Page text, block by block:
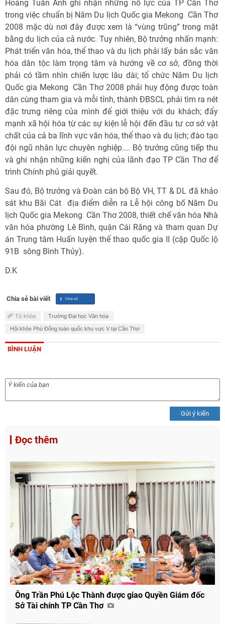
Hoàng Tuấn Anh ghi nhận những nỗ lực của TP Cần Thơ
trong việc chuẩn bị Năm Du lịch Quốc gia Mekong  Cần Thơ
2008 mặc dù nơi đây được xem là “vùng trũng” trong mặt
bằng du lịch của cả nước. Tuy nhiên, Bộ trưởng nhấn mạnh:
Phát triển văn hóa, thể thao và du lịch phải lấy bản sắc văn
hóa dân tộc làm trọng tâm và hướng về cơ sở, đồng thời
phải có tầm nhìn chiến lược lâu dài; tổ chức Năm Du lịch
Quốc gia Mekong  Cần Thơ 2008 phải huy động được toàn
dân cùng tham gia và mỗi tỉnh, thành ĐBSCL phải tìm ra nét
đặc trưng riêng của mình để giới thiệu với du khách; đẩy
mạnh xã hội hóa từ các sự kiện lễ hội đến đầu tư cơ sở vật
chất của cả ba lĩnh vực văn hóa, thể thao và du lịch; đào tạo
đội ngũ nhân lực chuyên nghiệp.... Bộ trưởng cũng tiếp thu
và ghi nhận những kiến nghị của lãnh đạo TP Cần Thơ để
trình Chính phủ giải quyết.
Sau đó, Bộ trưởng và Đoàn cán bộ Bộ VH, TT & DL đã khảo
sát khu Bãi Cát  địa điểm diễn ra Lễ hội công bố Năm Du
lịch Quốc gia Mekong  Cần Thơ 2008, thiết chế văn hóa Nhà
văn hóa phường Lê Bình, quận Cái Răng và tham quan Dự
án Trung tâm Huấn luyện thể thao quốc gia II (cặp Quốc lộ
91B  sông Bình Thủy).
D.K
Chia sẻ bài viết
Từ khóa Trường Đại học Văn hóa
Hội khỏe Phù Đổng toàn quốc khu vực V tại Cần Thơ
BÌNH LUẬN
Gửi ý kiến
Đọc thêm
Ông Trần Phú Lộc Thành được giao Quyền Giám đốc
Sở Tài chính TP Cần Thơ